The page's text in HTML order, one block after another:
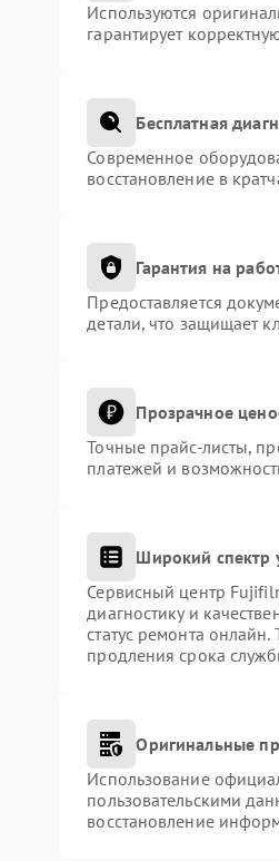
Используются
гарантирует
Бесплатная
Современное
восстановление в
Гарантия на
Предоставляется
детали, что защищает
Прозрачное
Точные прайс-листы,
платежей и
Широкий спектр
Сервисный центр
диагностику и
статус ремонта
продления срока
Оригинальные
Использование
пользовательскими
восстановление